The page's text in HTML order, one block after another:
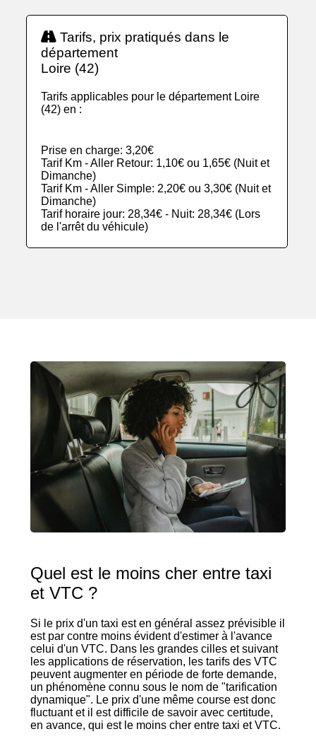
Tarifs, prix pratiqués dans le
département
Loire (42)
Tarifs applicables pour le département Loire
(42) en :
Prise en charge: 3,20€
Tarif Km - Aller Retour: 1,10€ ou 1,65€ (Nuit et
Dimanche)
Tarif Km - Aller Simple: 2,20€ ou 3,30€ (Nuit et
Dimanche)
Tarif horaire jour: 28,34€ - Nuit: 28,34€ (Lors
de l'arrêt du véhicule)
Quel est le moins cher entre taxi
et VTC ?
Si le prix d'un taxi est en général assez prévisible il
est par contre moins évident d'estimer à l'avance
celui d'un VTC. Dans les grandes cilles et suivant
les applications de réservation, les tarifs des VTC
peuvent augmenter en période de forte demande,
un phénomène connu sous le nom de "tarification
dynamique". Le prix d'une même course est donc
fluctuant et il est difficile de savoir avec certitude,
en avance, qui est le moins cher entre taxi et VTC.